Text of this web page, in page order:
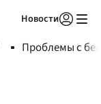
Новости
Проблемы с